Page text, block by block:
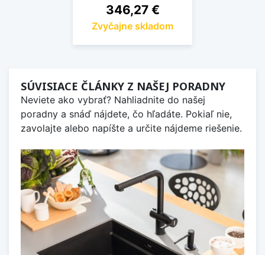
Cena
346,27 €
Zvyčajne skladom
SÚVISIACE ČLÁNKY Z NAŠEJ PORADNY
Neviete ako vybrať? Nahliadnite do našej
poradny a snáď nájdete, čo hľadáte. Pokiaľ nie,
zavolajte alebo napíšte a určite nájdeme riešenie.